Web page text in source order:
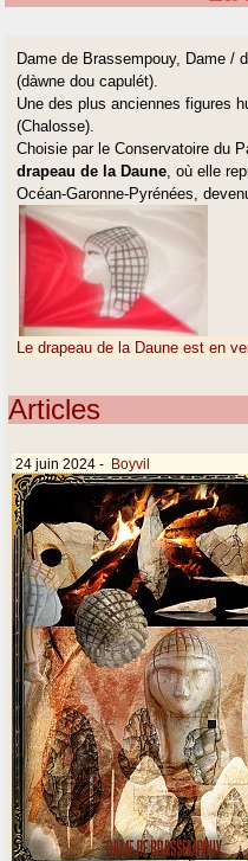
Dame de Brassempouy, Dame /
(dàwne dou capulét).
Une des plus anciennes figures
(Chalosse).
Choisie par le Conservatoire du
drapeau de la Daune, où elle
Océan-Garonne-Pyrénées,
Le drapeau de la Daune est en
Articles
24 juin 2024 - Boyvil